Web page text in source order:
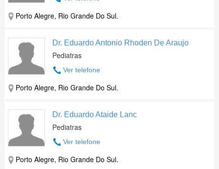
Porto Alegre, Rio Grande Do Sul.
Dr. Eduardo Antonio Rhoden De Araujo
Pediatras
Ver telefone
Porto Alegre, Rio Grande Do Sul.
Dr. Eduardo Ataide Lanc
Pediatras
Ver telefone
Porto Alegre, Rio Grande Do Sul.